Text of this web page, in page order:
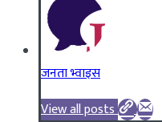
जनता भ्वाइस
View all posts